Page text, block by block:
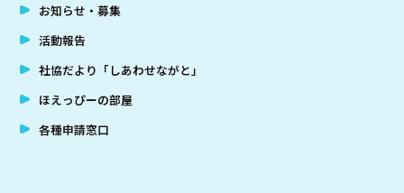
お知らせ・募集
活動報告
社協だより「しあわせながと」
ほえっぴーの部屋
各種申請窓口